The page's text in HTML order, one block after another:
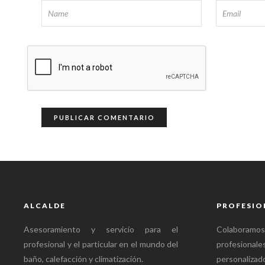
ALCALDE
Asesoramiento y servicio para el
profesional y el particular en el mundo del
baño, calefacción y climatización.